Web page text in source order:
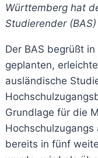
Württemberg hat
Studierender
Der BAS begrüßt in
geplanten,
ausländische
Grundlage für die
bereits in fünf